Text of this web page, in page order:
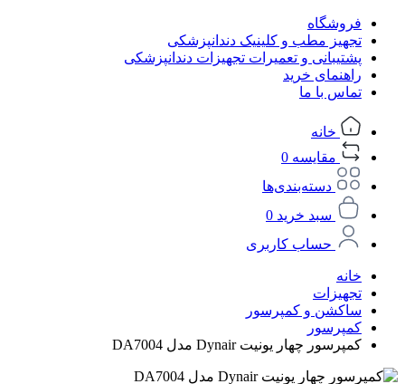
فروشگاه
تجهیز مطب و کلینیک دندانپزشکی
پشتیبانی و تعمیرات تجهیزات دندانپزشکی
راهنمای خرید
تماس با ما
خانه
مقایسه 0
دسته‌بندی‌ها
سبد خرید 0
حساب کاربری
خانه
تجهیزات
ساکشن و کمپرسور
کمپرسور
کمپرسور چهار یونیت Dynair مدل DA7004